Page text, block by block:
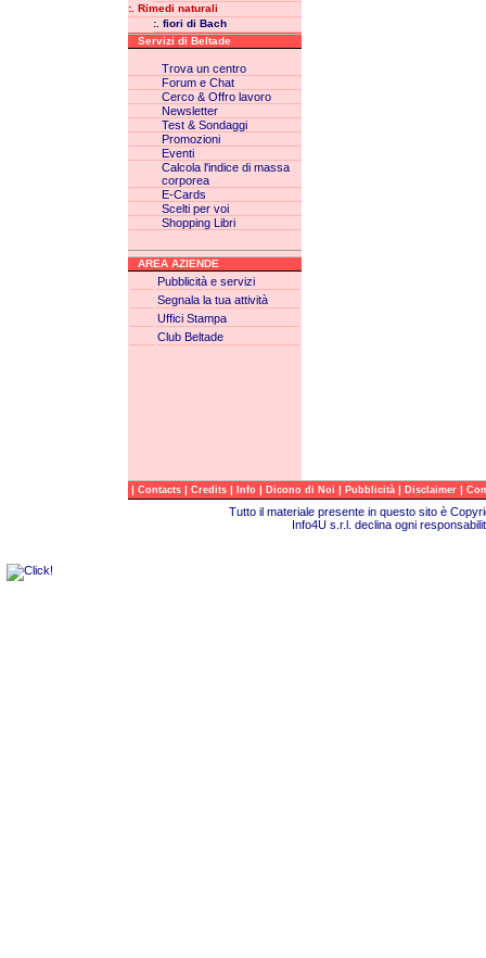
:. Rimedi naturali
:. fiori di Bach
Servizi di Beltade
Trova un centro
Forum e Chat
Cerco & Offro lavoro
Newsletter
Test & Sondaggi
Promozioni
Eventi
Calcola l'indice di massa
corporea
E-Cards
Scelti per voi
Shopping Libri
AREA AZIENDE
Pubblicità e servizi
Segnala la tua attività
Uffici Stampa
Club Beltade
| Contacts | Credits | Info | Dicono di Noi | Pubblicità | Disclaimer |
Tutto il materiale presente in questo sito è
Info4U s.r.l. declina ogni